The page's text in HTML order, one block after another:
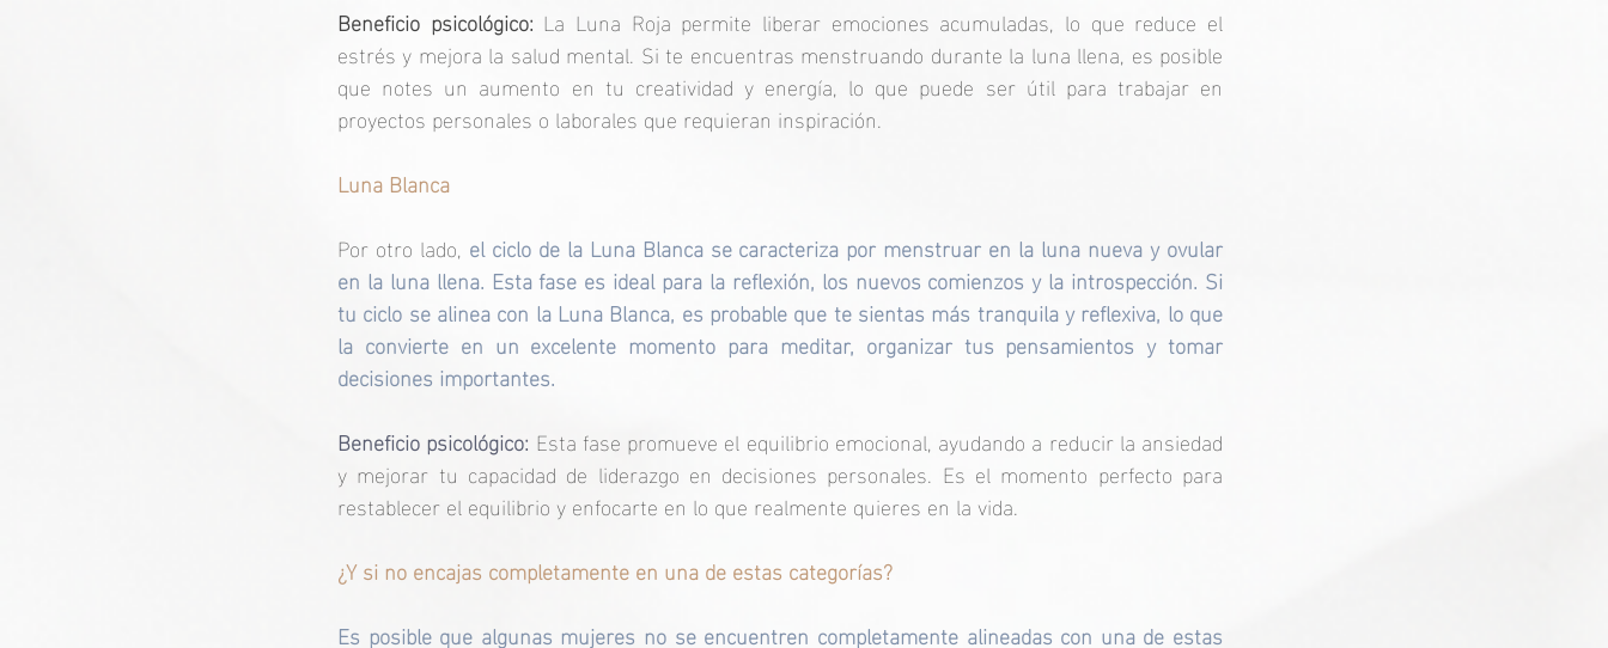
Beneficio psicológico: La Luna Roja permite liberar emociones acumuladas, lo que reduce el
estrés y mejora la salud mental. Si te encuentras menstruando durante la luna llena, es posible
que notes un aumento en tu creatividad y energía, lo que puede ser útil para trabajar en
proyectos personales o laborales que requieran inspiración.
Luna Blanca
Por otro lado, el ciclo de la Luna Blanca se caracteriza por menstruar en la luna nueva y ovular
en la luna llena. Esta fase es ideal para la reflexión, los nuevos comienzos y la introspección. Si
tu ciclo se alinea con la Luna Blanca, es probable que te sientas más tranquila y reflexiva, lo que
la convierte en un excelente momento para meditar, organizar tus pensamientos y tomar
decisiones importantes.
Beneficio psicológico: Esta fase promueve el equilibrio emocional, ayudando a reducir la ansiedad
y mejorar tu capacidad de liderazgo en decisiones personales. Es el momento perfecto para
restablecer el equilibrio y enfocarte en lo que realmente quieres en la vida.
¿Y si no encajas completamente en una de estas categorías?
Es posible que algunas mujeres no se encuentren completamente alineadas con una de estas